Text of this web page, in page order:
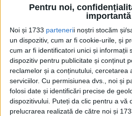
Pentru noi,
importantă
Noi și 1733 partenerii noștri stocăm și/
un dispozitiv, cum ar fi cookie-urile, și
cum ar fi identificatori unici și informații
dispozitiv pentru publicitate și conținut
reclamelor și a conținutului, cercetarea
serviciilor. Cu permisiunea dvs., noi și
folosi date și identificări precise de
dispozitivului. Puteți da clic pentru a vă
prelucrarea realizată de către noi și
pentru această dată.
Cerul va fi variabil, cu
accentuate spre seară și
trecător, va ploua slab.
Vântul va sufla slab și
intensificări la sfârșitul